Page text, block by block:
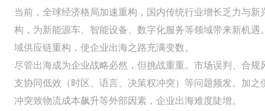
当前，全球经济格局加速重构，国内传统行业增长乏力与
构，为新能源车、智能设备、数字化服务等领域带来新机
域供应链重构，使企业出海之路充满变数。
尽管出海成为企业战略必然，但挑战重重。市场误判、合
支协同低效（时区、语言、决策权冲突）等问题频发。加
冲突致物流成本飙升等外部因素，企业出海难度陡增。